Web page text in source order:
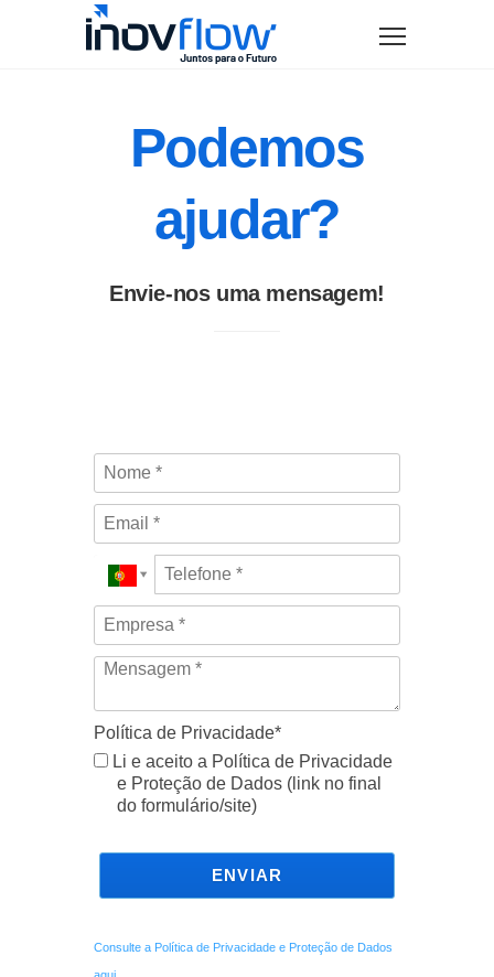
Podemos
ajudar?
Envie-nos uma mensagem!
Política de Privacidade*
Li e aceito a Política de Privacidade
e Proteção de Dados (link no final
do formulário/site)
ENVIAR
Consulte a Política de Privacidade e Proteção de Dados